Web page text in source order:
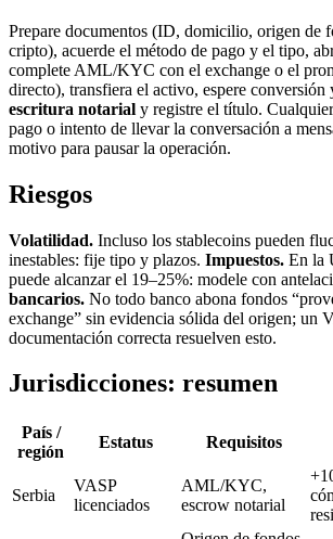
Prepare documentos (ID, domicilio, origen de
cripto), acuerde el método de pago y el tipo,
complete AML/KYC con el exchange o el
directo), transfiera el activo, espere conversión
escritura notarial y registre el título.
pago o intento de llevar la conversación a
motivo para pausar la operación.
Riesgos
Volatilidad. Incluso los stablecoins pueden
inestables: fije tipo y plazos. Impuestos. En la
puede alcanzar el 19–25%: modele con
bancarios. No todo banco abona fondos
exchange” sin evidencia sólida del origen; un
documentación correcta resuelven esto.
Jurisdicciones: resumen
País /
región
Estatus Requisitos
Serbia
VASP
licenciados
AML/KYC,
escrow notarial